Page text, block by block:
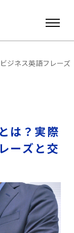
ジネス英語フレーズ
は？実際
ーズと交